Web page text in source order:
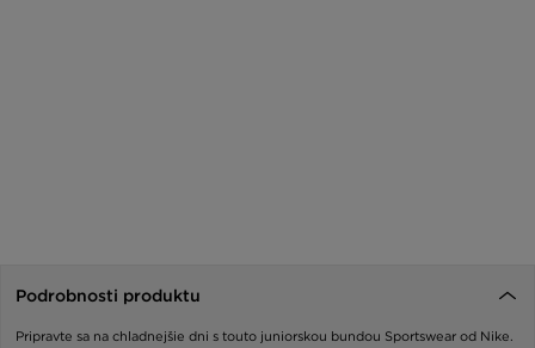
Podrobnosti produktu
Pripravte sa na chladnejšie dni s touto juniorskou bundou Sportswear od Nike.